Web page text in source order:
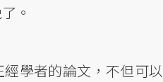
。
學者的論文，不但可以